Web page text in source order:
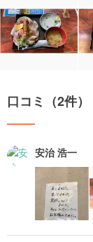
口コミ（2件）
安治 浩一